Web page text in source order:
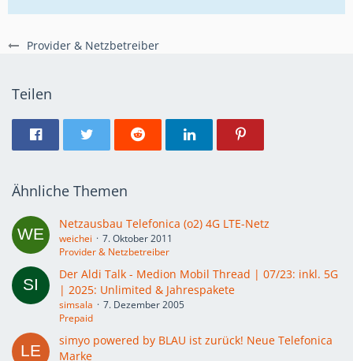
Provider & Netzbetreiber
Teilen
Ähnliche Themen
Netzausbau Telefonica (o2) 4G LTE-Netz
weichei
7. Oktober 2011
Provider & Netzbetreiber
Der Aldi Talk - Medion Mobil Thread | 07/23: inkl. 5G
| 2025: Unlimited & Jahrespakete
simsala
7. Dezember 2005
Prepaid
simyo powered by BLAU ist zurück! Neue Telefonica
Marke